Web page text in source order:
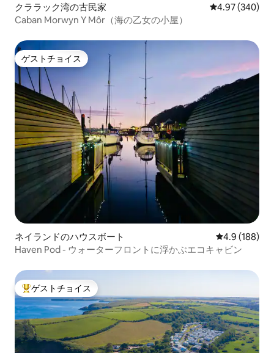
クララック湾の古民家 レビュー340
4.97 (340)
Caban Morwyn Y Môr（海の乙女の小屋）
ゲストチョイス
ゲストチョイス
ネイランドのハウスボート レビュー188
4.9 (188)
Haven Pod - ウォーターフロントに浮かぶエコキャビン
大好評のゲストチョイスです。
ゲストチョイス